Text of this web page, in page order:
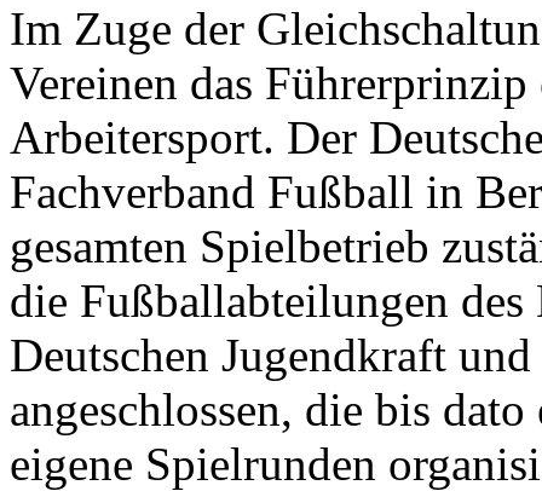
Im Zuge der
Vereinen das
Arbeitersport. Der
Fachverband Fußball in
gesamten Spielbetrieb
die Fußballabteilungen des
Deutschen Jugendkraft
angeschlossen, die bis
eigene Spielrunden